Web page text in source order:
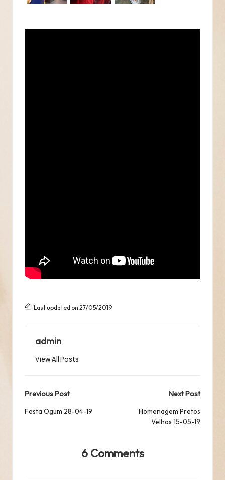
Last updated on 27/05/2019
admin
View All Posts
Post
navigation
Previous Post
Festa Ogum 28-04-19
Next Post
Homenagem Pretos
Velhos 15-05-19
6 Comments